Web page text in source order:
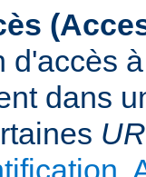
d'accès
dans